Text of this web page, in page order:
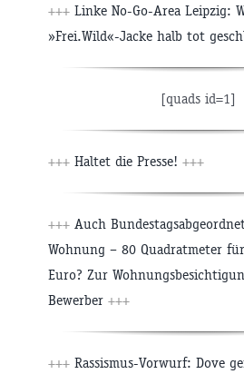
+++ Linke No-Go-Area Leipzig:
»Frei.Wild«-Jacke halb tot
[quads id=1]
+++ Haltet die Presse! +++
+++ Auch
Wohnung – 80 Quadratmeter
Euro? Zur
Bewerber +++
+++ Rassismus-Vorwurf: Dove